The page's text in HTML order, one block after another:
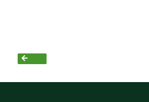
Engagement-Sprechstunde